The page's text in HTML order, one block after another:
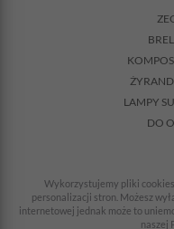
LAMPY
DO
Wykorzystujemy pliki
personalizacji stron. Możesz
internetowej jednak może to
naszej